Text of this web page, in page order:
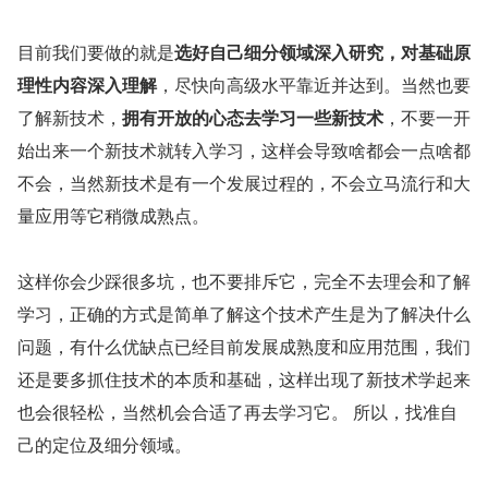
目前我们要做的就是选好自己细分领域深入研究，对基础原
理性内容深入理解，尽快向高级水平靠近并达到。当然也要
了解新技术， 拥有开放的心态去学习一些新技术 ，不要一开
始出来一个新技术就转入学习，这样会导致啥都会一点啥都
不会，当然新技术是有一个发展过程的，不会立马流行和大
量应用等它稍微成熟点。
这样你会少踩很多坑，也不要排斥它，完全不去理会和了解
学习，正确的方式是简单了解这个技术产生是为了解决什么
问题，有什么优缺点已经目前发展成熟度和应用范围，我们
还是要多抓住技术的本质和基础，这样出现了新技术学起来
也会很轻松，当然机会合适了再去学习它。 所以，找准自
己的定位及细分领域。